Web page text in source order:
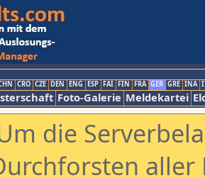
CRO CZE DEN ENG ESP FAI FIN FRA GER GRE INA
Foto-Galerie Meldekartei
die
aller